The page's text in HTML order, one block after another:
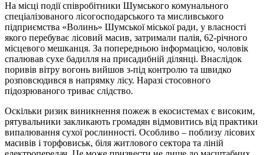
На місці події співробітники Шумського комунального
спеціалізованого лісогосподарського та мисливського
підприємства «Волинь» Шумської міської ради, у власності
якого перебуває лісовий масив, затримали палія, 62-річного
місцевого мешканця. За попередньою інформацією, чоловік
спалював сухе бадилля на присадибній ділянці. Внаслідок
поривів вітру вогонь вийшов з-під контролю та швидко
розповсюдився в напрямку лісу. Наразі стосовного
підозрюваного триває слідство.
Оскільки ризик виникнення пожеж в екосистемах є високим,
рятувальники закликають громадян відмовитись від практики
випалювання сухої рослинності. Особливо – поблизу лісових
масивів і торфовиськ, біля житлового сектора та ліній